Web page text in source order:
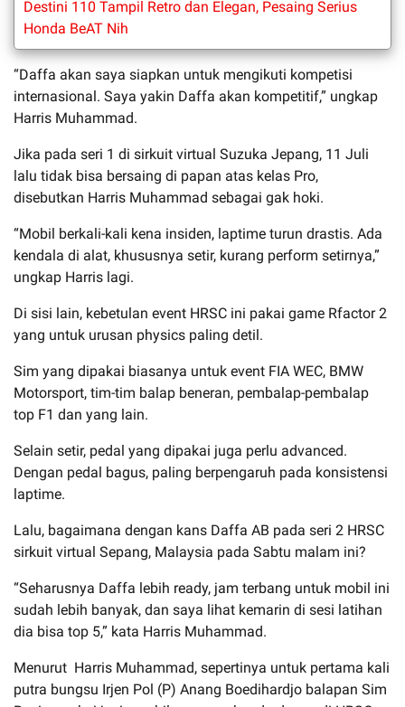
Destini 110 Tampil Retro dan Elegan, Pesaing Serius
Honda BeAT Nih
“Daffa akan saya siapkan untuk mengikuti kompetisi
internasional. Saya yakin Daffa akan kompetitif,” ungkap
Harris Muhammad.
Jika pada seri 1 di sirkuit virtual Suzuka Jepang, 11 Juli
lalu tidak bisa bersaing di papan atas kelas Pro,
disebutkan Harris Muhammad sebagai gak hoki.
“Mobil berkali-kali kena insiden, laptime turun drastis. Ada
kendala di alat, khususnya setir, kurang perform setirnya,”
ungkap Harris lagi.
Di sisi lain, kebetulan event HRSC ini pakai game Rfactor 2
yang untuk urusan physics paling detil.
Sim yang dipakai biasanya untuk event FIA WEC, BMW
Motorsport, tim-tim balap beneran, pembalap-pembalap
top F1 dan yang lain.
Selain setir, pedal yang dipakai juga perlu advanced.
Dengan pedal bagus, paling berpengaruh pada konsistensi
laptime.
Lalu, bagaimana dengan kans Daffa AB pada seri 2 HRSC
sirkuit virtual Sepang, Malaysia pada Sabtu malam ini?
“Seharusnya Daffa lebih ready, jam terbang untuk mobil ini
sudah lebih banyak, dan saya lihat kemarin di sesi latihan
dia bisa top 5,” kata Harris Muhammad.
Menurut Harris Muhammad, sepertinya untuk pertama kali
putra bungsu Irjen Pol (P) Anang Boedihardjo balapan Sim